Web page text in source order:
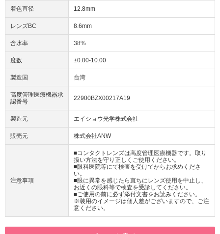
着色直径 12.8mm
レンズBC 8.6mm
含水率 38%
度数 ±0.00-10.00
製造国 台湾
高度管理医療機器承
認番号
22900BZX00217A19
製造元 エイショウ光学株式会社
販売元 株式会社ANW
注意事項
■コンタクトレンズは高度管理医療機器です。取り
扱い方法を守り正しくご使用ください。
■眼科医院等にて検査を受けてからお求めくださ
い。
■眼に異常を感じたら直ちにレンズ使用を中止し、
お近くの眼科等で検査を受診してください。
■ご使用の前に必ず添付文書をお読みください。
※装用のイメージは個人差がございますので、ご注
意ください。